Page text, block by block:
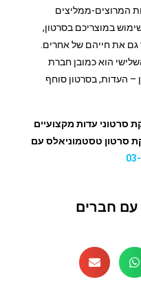
המרוצים-ממליצים
במוצריכם בסרטון,
את חייהם של אחרים.
הוא כמובן חברת
העדות, בסרטון סוחף
סרטוני עדות מקצועיים
סרטון טסטמוניאלס עם
חברים